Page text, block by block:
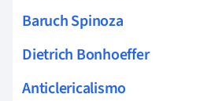
Baruch Spinoza
Dietrich Bonhoeffer
Anticlericalismo